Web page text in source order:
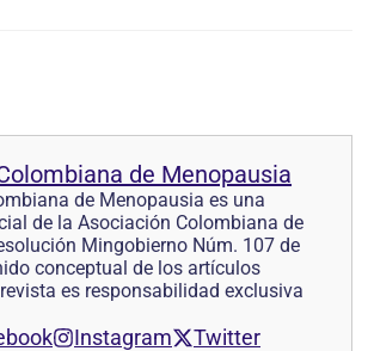
de Menopausia
de Menopausia es una
de la Asociación Colombiana de
Mingobierno Núm. 107 de
conceptual de los artículos
es responsabilidad exclusiva
Instagram Twitter